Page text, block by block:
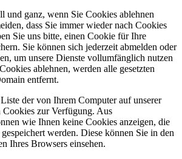
und ganz, wenn Sie Cookies ablehnen
dass Sie immer wieder nach Cookies
Sie uns bitte, einen Cookie für Ihre
Sie können sich jederzeit abmelden oder
um unsere Dienste vollumfänglich nutzen
ablehnen, werden alle gesetzten
entfernt.
der von Ihrem Computer auf unserer
Cookies zur Verfügung. Aus
wie Ihnen keine Cookies anzeigen, die
werden. Diese können Sie in den
Ihres Browsers einsehen.